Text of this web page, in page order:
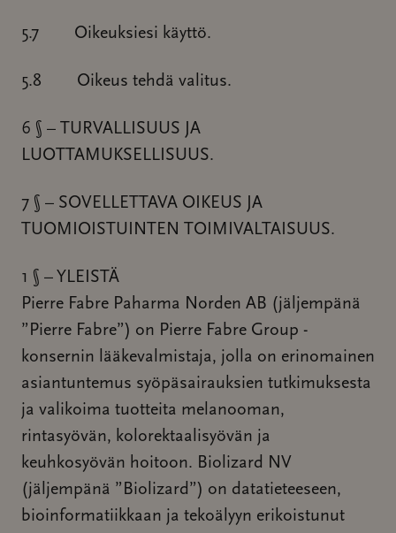
5.7 Oikeuksiesi käyttö.
5.8 Oikeus tehdä valitus.
6 § – TURVALLISUUS JA
LUOTTAMUKSELLISUUS.
7 § – SOVELLETTAVA OIKEUS JA
TUOMIOISTUINTEN TOIMIVALTAISUUS.
1 § – YLEISTÄ
Pierre Fabre Paharma Norden AB (jäljempänä
”Pierre Fabre”) on Pierre Fabre Group -
konsernin lääkevalmistaja, jolla on erinomainen
asiantuntemus syöpäsairauksien tutkimuksesta
ja valikoima tuotteita melanooman,
rintasyövän, kolorektaalisyövän ja
keuhkosyövän hoitoon. Biolizard NV
(jäljempänä ”Biolizard”) on datatieteeseen,
bioinformatiikkaan ja tekoälyyn erikoistunut